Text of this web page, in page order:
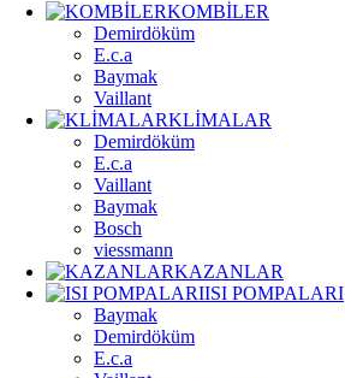
KOMBİLER
Demirdöküm
E.c.a
Baymak
Vaillant
KLİMALAR
Demirdöküm
E.c.a
Vaillant
Baymak
Bosch
viessmann
KAZANLAR
ISI POMPALARI
Baymak
Demirdöküm
E.c.a